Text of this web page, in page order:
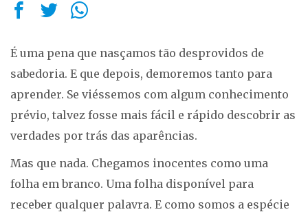
É uma pena que nasçamos tão desprovidos de
sabedoria. E que depois, demoremos tanto para
aprender. Se viéssemos com algum conhecimento
prévio, talvez fosse mais fácil e rápido descobrir as
verdades por trás das aparências.
Mas que nada. Chegamos inocentes como uma
folha em branco. Uma folha disponível para
receber qualquer palavra. E como somos a espécie